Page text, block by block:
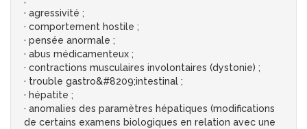
· agressivité ;
· comportement hostile ;
· pensée anormale ;
· abus médicamenteux ;
· contractions musculaires involontaires (dystonie) ;
· trouble gastro&#8209;intestinal ;
· hépatite ;
· anomalies des paramètres hépatiques (modifications
de certains examens biologiques en relation avec une